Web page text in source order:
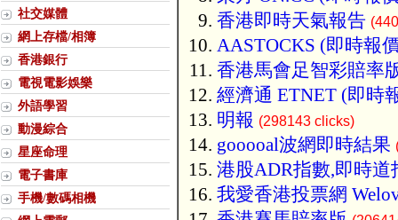
社交媒體
網上存檔/相簿
香港銀行
電視電影娛樂
外語學習
動漫綜合
星座命理
電子書庫
手機/數碼相機
香港即時天氣報告
AASTOCKS (即時報
香港馬會足智彩賠率
經濟通 ETNET (即時
明報 (298143 clicks)
gooooal波網即時結果
港股ADR指數,即時道
我愛香港投票網